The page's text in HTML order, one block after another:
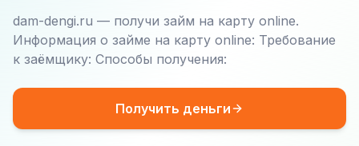
dam-dengi.ru — получи займ на карту online.
Информация о займе на карту online: Требование
к заёмщику: Способы получения:
Получить деньги